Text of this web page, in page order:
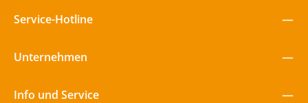
Service-Hotline
Unternehmen
Info und Service